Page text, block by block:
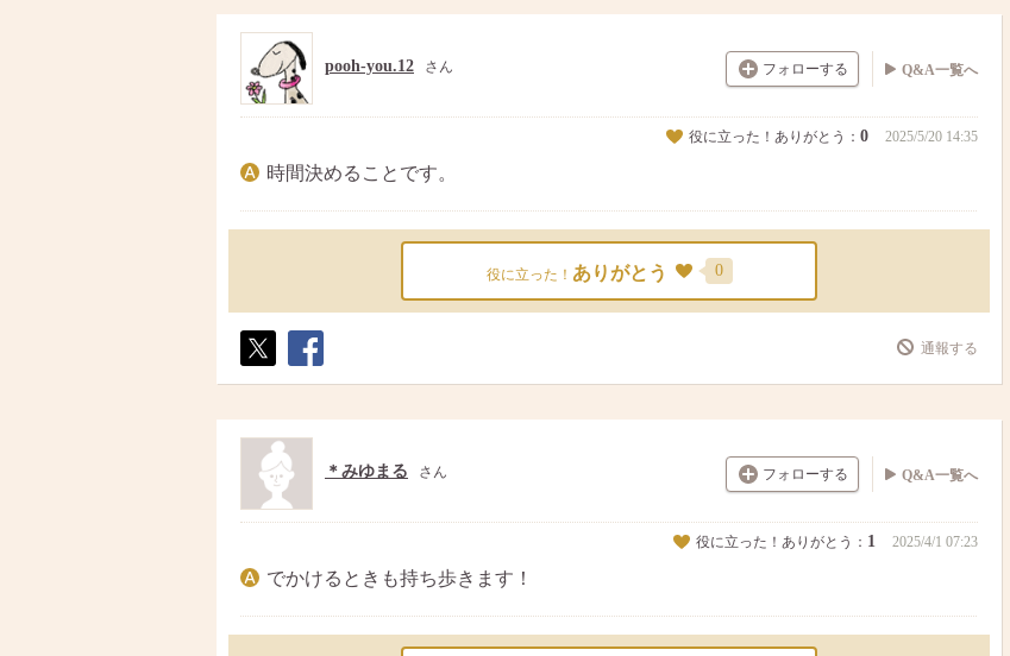
フォローする
pooh-you.12 さん Q&A一覧へ
役に立った！ありがとう： 0 2025/5/20 14:35
時間決めることです。
役に立った！ ありがとう 0
ト
ア
通報する
フォローする
＊みゆまる さん Q&A一覧へ
役に立った！ありがとう： 1 2025/4/1 07:23
でかけるときも持ち歩きます！